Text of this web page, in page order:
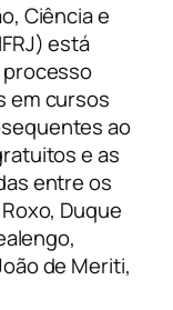
Ciência e
está
em cursos
ao
e as
entre os
Duque
de Meriti,